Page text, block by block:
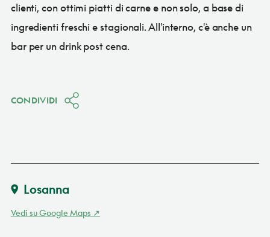
clienti, con ottimi piatti di carne e non solo, a base di
ingredienti freschi e stagionali. All'interno, c'è anche un
bar per un drink post cena.
CONDIVIDI
Losanna
Vedi su Google Maps